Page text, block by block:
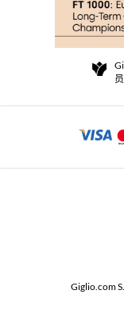
Community Store
Beauty Seekers VIP Club
退货与退款
For a safe shopping
Security Communication
员
Giglio.com